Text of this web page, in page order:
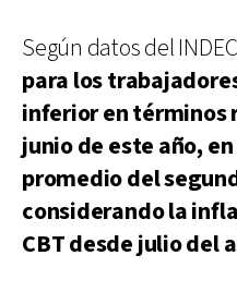
Según datos del
para los
inferior en términos
junio de este año,
promedio del
considerando la
CBT desde julio del